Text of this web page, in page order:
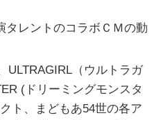
タレントのコラボＣＭの動
（ウルトラガ
(ドリーミングモンスタ
ト、まどもあ54世の各ア